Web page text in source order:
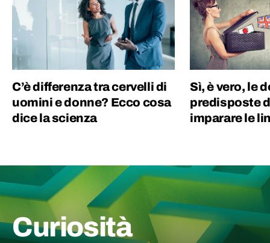
C’è differenza tra cervelli di
uomini e donne? Ecco cosa
dice la scienza
Sì, è vero, le
predisposte
imparare le
Curiosità